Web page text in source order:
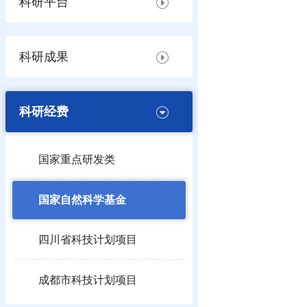
科研成果
科研经费
国家重点研发类
国家自然科学基金
四川省科技计划项目
成都市科技计划项目